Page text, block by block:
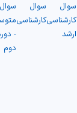
سوال
کارشناسی
ارشد
سوال
کارشناسی
سوال
-
دوم